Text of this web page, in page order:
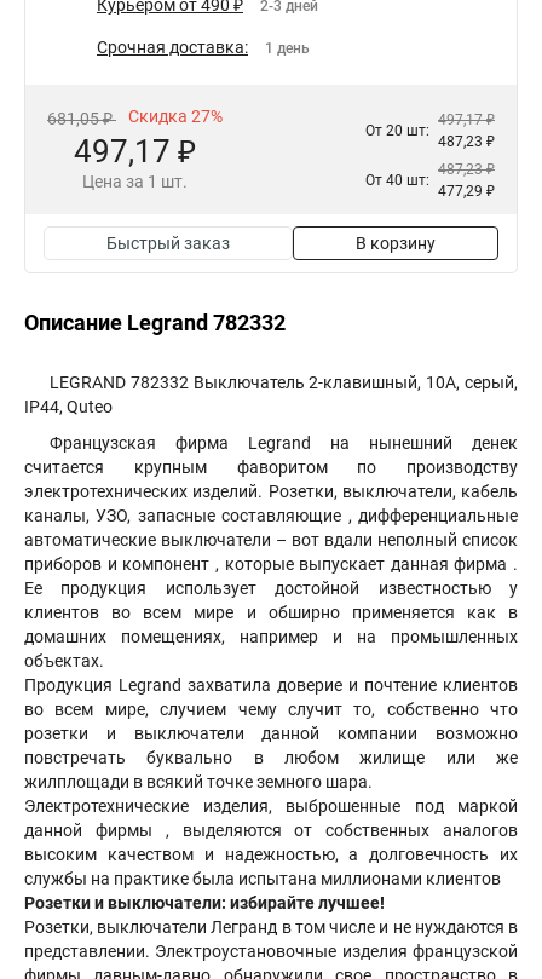
Курьером от 490 ₽ 2-3 дней
Срочная доставка: 1 день
681,05 ₽ Скидка 27%
497,17 ₽
Цена за 1 шт.
От 20 шт:
497,17 ₽
487,23 ₽
От 40 шт:
487,23 ₽
477,29 ₽
Быстрый заказ В корзину
Описание Legrand 782332
LEGRAND 782332 Выключатель 2-клавишный, 10А, серый,
IP44, Quteo
Французская фирма Legrand на нынешний денек
считается крупным фаворитом по производству
электротехнических изделий. Розетки, выключатели, кабель
каналы, УЗО, запасные составляющие , дифференциальные
автоматические выключатели – вот вдали неполный список
приборов и компонент , которые выпускает данная фирма .
Ее продукция использует достойной известностью у
клиентов во всем мире и обширно применяется как в
домашних помещениях, например и на промышленных
объектах.
Продукция Legrand захватила доверие и почтение клиентов
во всем мире, случием чему случит то, собственно что
розетки и выключатели данной компании возможно
повстречать буквально в любом жилище или же
жилплощади в всякий точке земного шара.
Электротехнические изделия, выброшенные под маркой
данной фирмы , выделяются от собственных аналогов
высоким качеством и надежностью, а долговечность их
службы на практике была испытана миллионами клиентов
Розетки и выключатели: избирайте лучшее!
Розетки, выключатели Легранд в том числе и не нуждаются в
представлении. Электроустановочные изделия французской